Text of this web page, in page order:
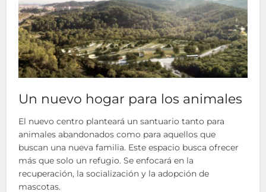
Un nuevo hogar para los animales
El nuevo centro planteará un santuario tanto para
animales abandonados como para aquellos que
buscan una nueva familia. Este espacio busca ofrecer
más que solo un refugio. Se enfocará en la
recuperación, la socialización y la adopción de
mascotas.